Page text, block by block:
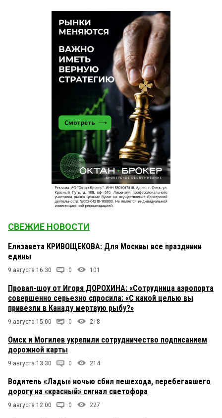
СВЕЖИЕ НОВОСТИ
Елизавета КРИВОЩЕКОВА: Для Москвы все праздники
едины
9 августа 16:30 0 101
Провал-шоу от Игоря ДОРОХИНА: «Сотрудница аэропорта
совершенно серьезно спросила: «С какой целью вы
привезли в Канаду мертвую рыбу?»
9 августа 15:00 0 218
Омск и Могилев укрепили сотрудничество подписанием
дорожной карты
9 августа 13:30 0 214
Водитель «Лады» ночью сбил пешехода, перебегавшего
дорогу на «красный» сигнал светофора
9 августа 12:00 0 227